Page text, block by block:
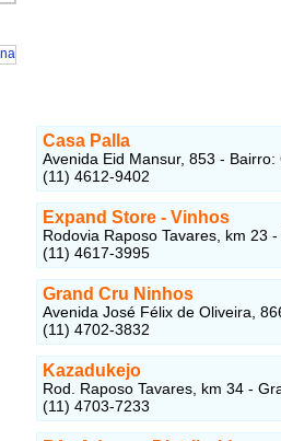
Casa Palla
Avenida Eid Mansur, 853 - Bairro:
(11) 4612-9402
Expand Store - Vinhos
Rodovia Raposo Tavares, km 23
(11) 4617-3995
Grand Cru Ninhos
Avenida José Félix de Oliveira,
(11) 4702-3832
Kazadukejo
Rod. Raposo Tavares, km 34 -
(11) 4703-7233